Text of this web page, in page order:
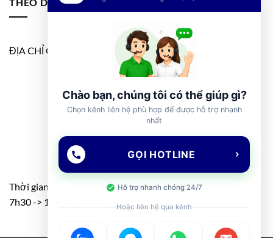
ĐỊA CHỈ GOOGLE MAP
Thời gian: T2 – T7
7h30 -> 11h30 – 13h00 -> 17h00
Chào bạn, chúng tôi có thể giúp gì?
Chọn kênh liên hệ phù hợp để được hỗ trợ nhanh
nhất
GỌI HOTLINE
Hỗ trợ nhanh chóng 24/7
Hoặc liên hệ qua kênh